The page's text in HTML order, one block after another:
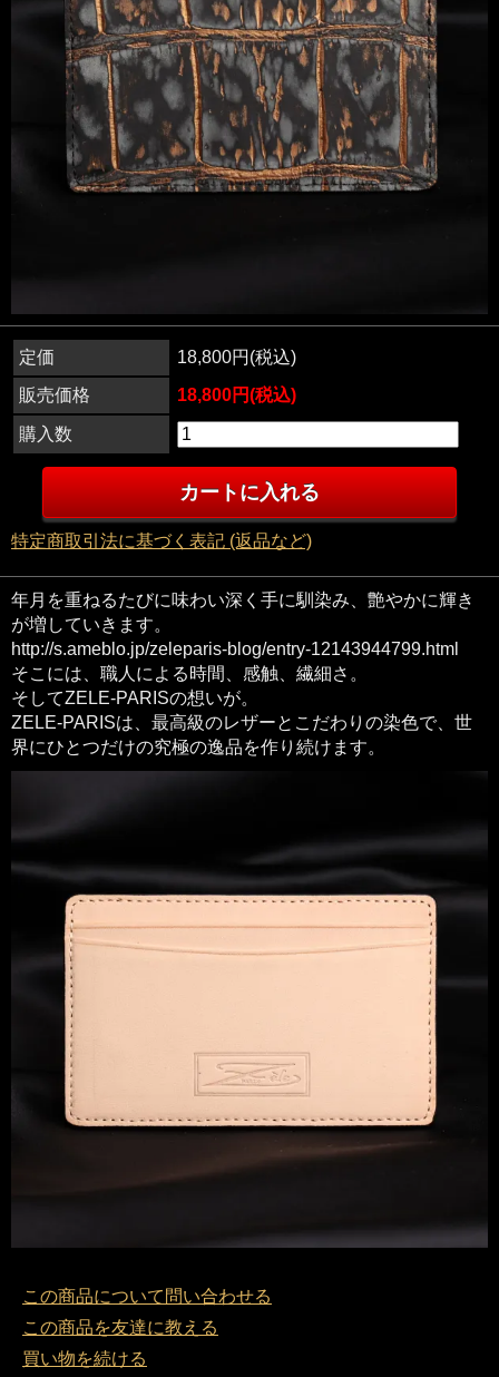
定価
18,800円(税込)
販売価格
18,800円(税込)
購入数
特定商取引法に基づく表記 (返品など)
年月を重ねるたびに味わい深く手に馴染み、艶やかに輝き
が増していきます。
http://s.ameblo.jp/zeleparis-blog/entry-12143944799.html
そこには、職人による時間、感触、繊細さ。
そしてZELE-PARISの想いが。
ZELE-PARISは、最高級のレザーとこだわりの染色で、世
界にひとつだけの究極の逸品を作り続けます。
この商品について問い合わせる
この商品を友達に教える
買い物を続ける